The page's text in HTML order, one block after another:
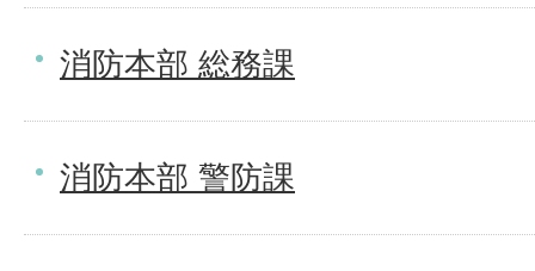
消防本部 総務課
消防本部 警防課